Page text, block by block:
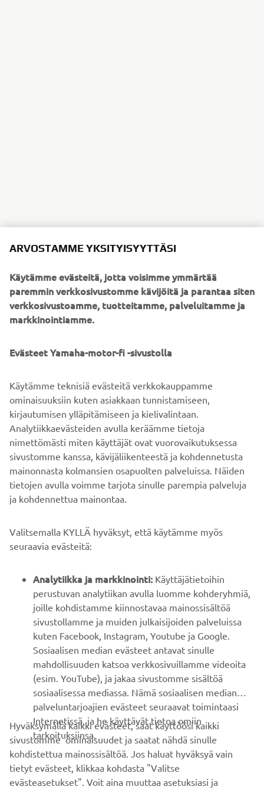
ARVOSTAMME YKSITYISYYTTÄSI
paremmin verkkosivustomme kävijöitä ja parantaa siten
verkkosivustoamme, tuotteitamme, palveluitamme ja
markkinointiamme.
ominaisuuksiin kuten asiakkaan tunnistamiseen,
kirjautumisen ylläpitämiseen ja kielivalintaan.
Analytiikkaevästeiden avulla keräämme tietoja
nimettömästi miten käyttäjät ovat vuorovaikutuksessa
sivustomme kanssa, kävijäliikenteestä ja kohdennetusta
mainonnasta kolmansien osapuolten palveluissa. Näiden
tietojen avulla voimme tarjota sinulle parempia palveluja
ja kohdennettua mainontaa.
Valitsemalla KYLLÄ hyväksyt, että käytämme myös
seuraavia evästeitä:
perustuvan analytiikan avulla luomme kohderyhmiä,
joille kohdistamme kiinnostavaa mainossisältöä
sivustollamme ja muiden julkaisijoiden palveluissa
kuten Facebook, Instagram, Youtube ja Google.
Sosiaalisen median evästeet antavat sinulle
mahdollisuuden katsoa verkkosivuillamme videoita
(esim. YouTube), ja jakaa sivustomme sisältöä
sosiaalisessa mediassa. Nämä sosiaalisen median
palveluntarjoajien evästeet seuraavat toimintaasi
Internetissä, ja he käyttävät tietoa omiin
tarkoituksiinsa.
Hyväksymällä kaikki evästeet, saat käyttöösi kaikki
sivustomme ominaisuudet ja saatat nähdä sinulle
kohdistettua mainossisältöä. Jos haluat hyväksyä vain
tietyt evästeet, klikkaa kohdasta "Valitse
evästeasetukset". Voit aina muuttaa asetuksiasi ja
peruuttaa suostumuksesi valitsemalla sivustolla